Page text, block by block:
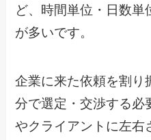
ど、時間単位・日数単
が多いです。
企業に来た依頼を割り
分で選定・交渉する必
やクライアントに左右